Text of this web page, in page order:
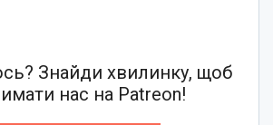
Знайди хвилинку, щоб
нас на Patreon!